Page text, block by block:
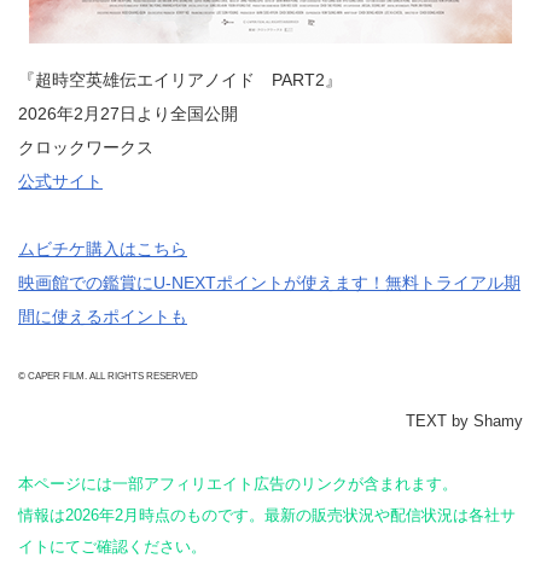
『超時空英雄伝エイリアノイド PART2』
2026年2月27日より全国公開
クロックワークス
公式サイト
ムビチケ購入はこちら
映画館での鑑賞にU-NEXTポイントが使えます！無料トライアル期
間に使えるポイントも
© CAPER FILM. ALL RIGHTS RESERVED
TEXT by Shamy
本ページには一部アフィリエイト広告のリンクが含まれます。
情報は2026年2月時点のものです。最新の販売状況や配信状況は各社サ
イトにてご確認ください。